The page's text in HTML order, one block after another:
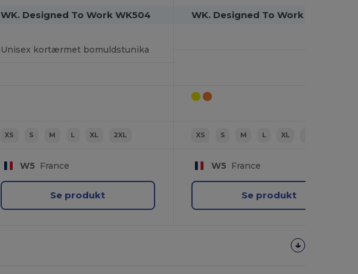
WK. Designed To Work WK504
Unisex kortærmet bomuldstunika
XS S M L XL 2XL
W5 France
Se produkt
WK. Designed To Work WK460
XS S M L XL
W5 France
Se produkt